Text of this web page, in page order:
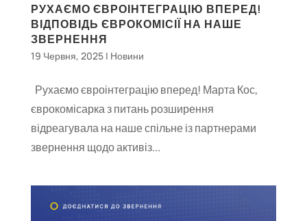
РУХАЄМО ЄВРОІНТЕГРАЦІЮ ВПЕРЕД!
ВІДПОВІДЬ ЄВРОКОМІСІЇ НА НАШЕ
ЗВЕРНЕННЯ
19 Червня, 2025| Новини
Рухаємо євроінтеграцію вперед! Марта Кос,
єврокомісарка з питань розширення
відреагувала на наше спільне із партнерами
звернення щодо активіз...